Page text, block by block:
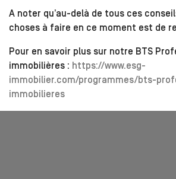
A noter qu’au-delà de tous ces
choses à faire en ce moment est de
Pour en savoir plus sur notre BTS
immobilières : https://www.esg-
immobilier.com/programmes/bts-
immobilieres